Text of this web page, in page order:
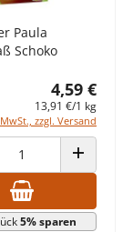
Paula
Schoko
4,59 €
13,91 €/1 kg
zzgl. Versand
VERRINGERN ANZAHL
5% sparen